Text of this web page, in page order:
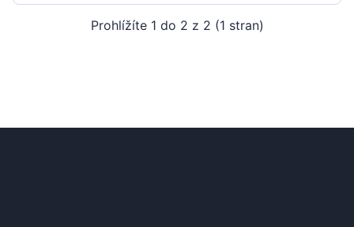
Prohlížíte 1 do 2 z 2 (1 stran)